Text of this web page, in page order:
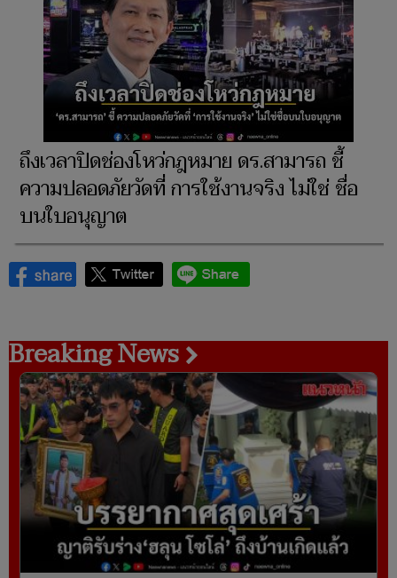
ถึงเวลาปิดช่องโหว่กฎหมาย ดร.สามารถ ชี้
ความปลอดภัยวัดที่ การใช้งานจริง ไม่ใช่ ชื่อ
บนใบอนุญาต
Breaking News